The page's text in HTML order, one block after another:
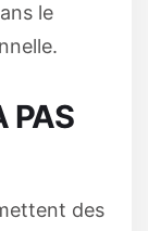
le
PAS
des